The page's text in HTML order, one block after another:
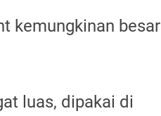
kemungkinan besar
luas, dipakai di